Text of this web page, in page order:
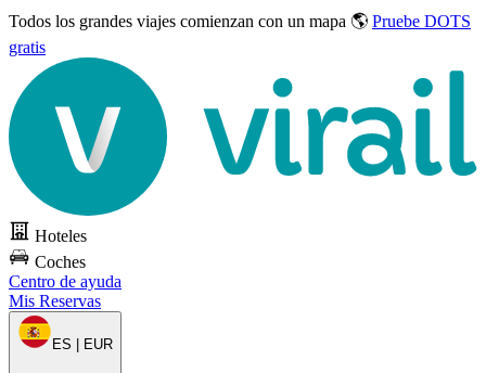
Todos los grandes viajes comienzan con un mapa 🌎 Pruebe DOTS
gratis
Hoteles
Coches
Centro de ayuda
Mis Reservas
ES | EUR